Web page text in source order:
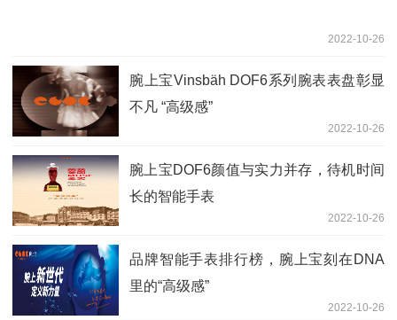
2022-10-26
腕上宝Vinsbäh DOF6系列腕表表盘彰显
不凡 “高级感”
2022-10-26
腕上宝DOF6颜值与实力并存，待机时间
长的智能手表
2022-10-26
品牌智能手表排行榜，腕上宝刻在DNA
里的“高级感”
2022-10-26